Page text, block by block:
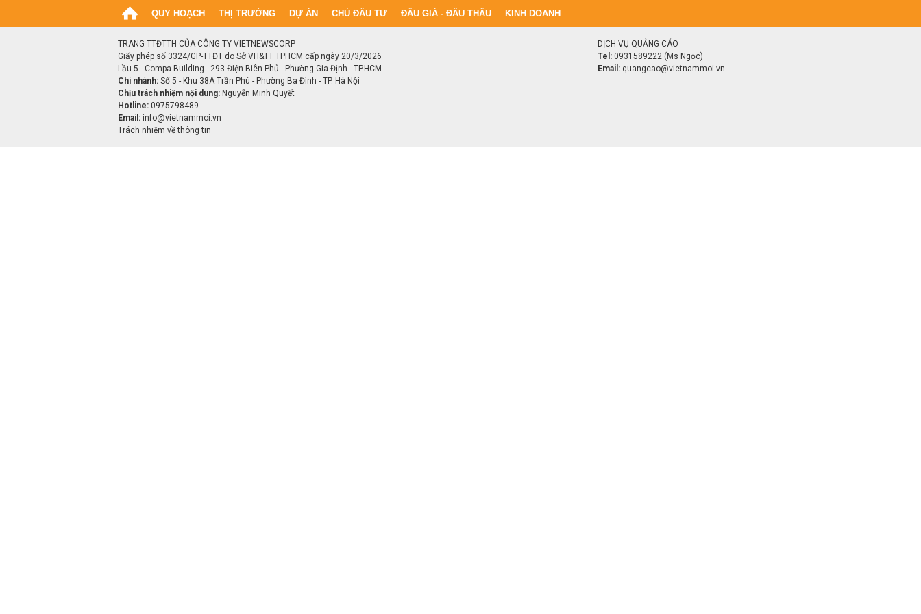
QUY HOẠCH THỊ TRƯỜNG DỰ ÁN CHỦ ĐẦU TƯ ĐẤU GIÁ - ĐẤU THẦU KINH DOANH
TRANG TTĐTTH CỦA CÔNG TY VIETNEWSCORP
Giấy phép số 3324/GP-TTĐT do Sở VH&TT TPHCM cấp ngày 20/3/2026
Lầu 5 - Compa Building - 293 Điện Biên Phủ - Phường Gia Định - TP.HCM
Chi nhánh: Số 5 - Khu 38A Trần Phú - Phường Ba Đình - TP. Hà Nội
Chịu trách nhiệm nội dung: Nguyễn Minh Quyết
Hotline: 0975798489
Email: info@vietnammoi.vn
Trách nhiệm về thông tin
DỊCH VỤ QUẢNG CÁO
Tel: 0931589222 (Ms Ngọc)
Email: quangcao@vietnammoi.vn